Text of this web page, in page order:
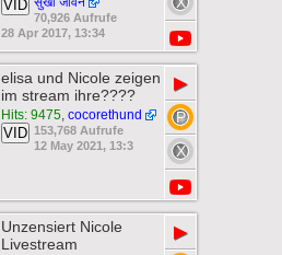
VID
70,926 Aufrufe
28 Apr 2017, 13:34
elisa und Nicole zeigen
im stream ihre????
Hits: 9475, cocorethund
VID 153,768 Aufrufe
12 May 2021, 13:3
▶
Unzensiert Nicole
Livestream
▶